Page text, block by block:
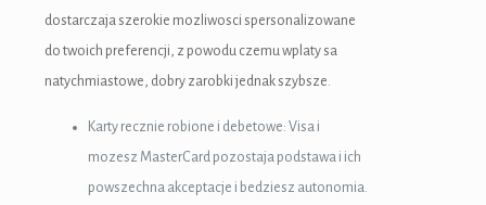
dostarczaja szerokie mozliwosci spersonalizowane
do twoich preferencji, z powodu czemu wplaty sa
natychmiastowe, dobry zarobki jednak szybsze.
Karty recznie robione i debetowe: Visa i
mozesz MasterCard pozostaja podstawa i ich
powszechna akceptacje i bedziesz autonomia.